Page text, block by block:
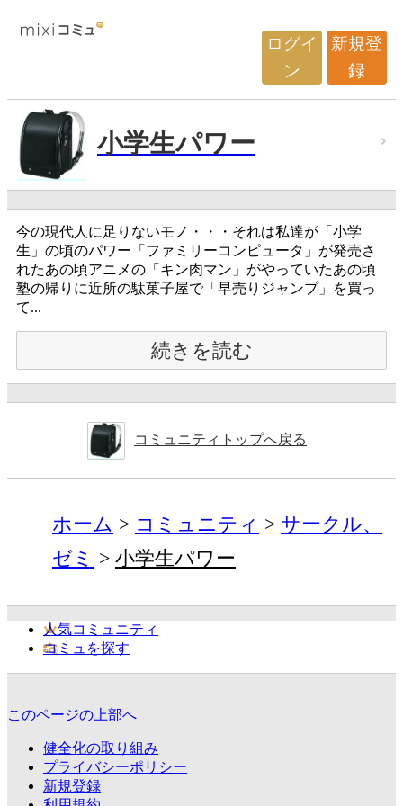
ログイ
ン
新規登
録
小学生パワー
今の現代人に足りないモノ・・・それは私達が「小学
生」の頃のパワー「ファミリーコンピュータ」が発売さ
れたあの頃アニメの「キン肉マン」がやっていたあの頃
塾の帰りに近所の駄菓子屋で「早売りジャンプ」を買っ
て...
続きを読む
コミュニティトップへ戻る
ホーム コミュニティ
サークル、
ゼミ
小学生パワー
人気コミュニティ
コミュを探す
このページの上部へ
健全化の取り組み
プライバシーポリシー
新規登録